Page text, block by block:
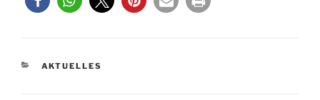
KATEGORIEN
AKTUELLES